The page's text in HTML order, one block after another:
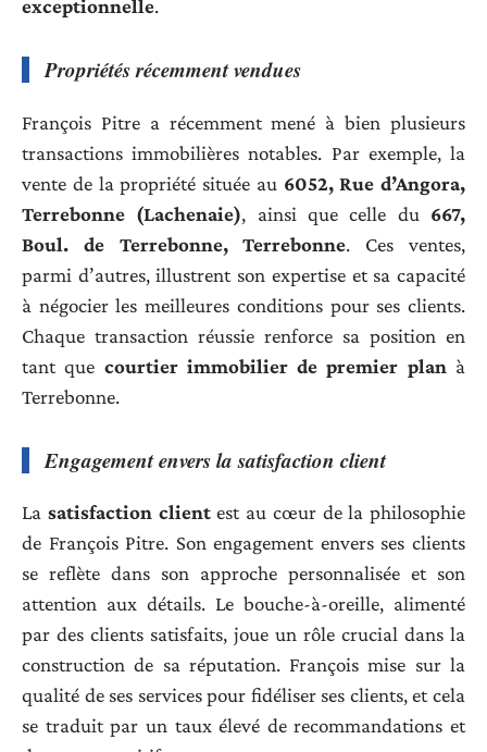
exceptionnelle.
Propriétés récemment vendues
François Pitre a récemment mené à bien plusieurs
transactions immobilières notables. Par exemple, la
vente de la propriété située au 6052, Rue d’Angora,
Terrebonne (Lachenaie), ainsi que celle du 667,
Boul. de Terrebonne, Terrebonne. Ces ventes,
parmi d’autres, illustrent son expertise et sa capacité
à négocier les meilleures conditions pour ses clients.
Chaque transaction réussie renforce sa position en
tant que courtier immobilier de premier plan à
Terrebonne.
Engagement envers la satisfaction client
La satisfaction clientest au cœur de la philosophie
de François Pitre. Son engagement envers ses clients
se reflète dans son approche personnalisée et son
attention aux détails. Le bouche-à-oreille, alimenté
par des clients satisfaits, joue un rôle crucial dans la
construction de sa réputation. François mise sur la
qualité de ses services pour fidéliser ses clients, et cela
se traduit par un taux élevé de recommandations et